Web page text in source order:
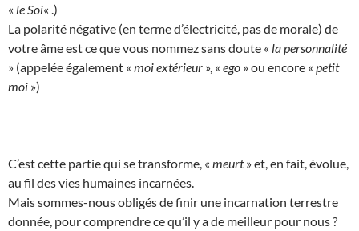
« le Soi« .)
La polarité négative (en terme d’électricité, pas de morale) de
votre âme est ce que vous nommez sans doute « la personnalité
» (appelée également « moi extérieur », « ego » ou encore « petit
moi »)
C’est cette partie qui se transforme, « meurt» et, en fait, évolue,
au fil des vies humaines incarnées.
Mais sommes-nous obligés de finir une incarnation terrestre
donnée, pour comprendre ce qu’il y a de meilleur pour nous ?